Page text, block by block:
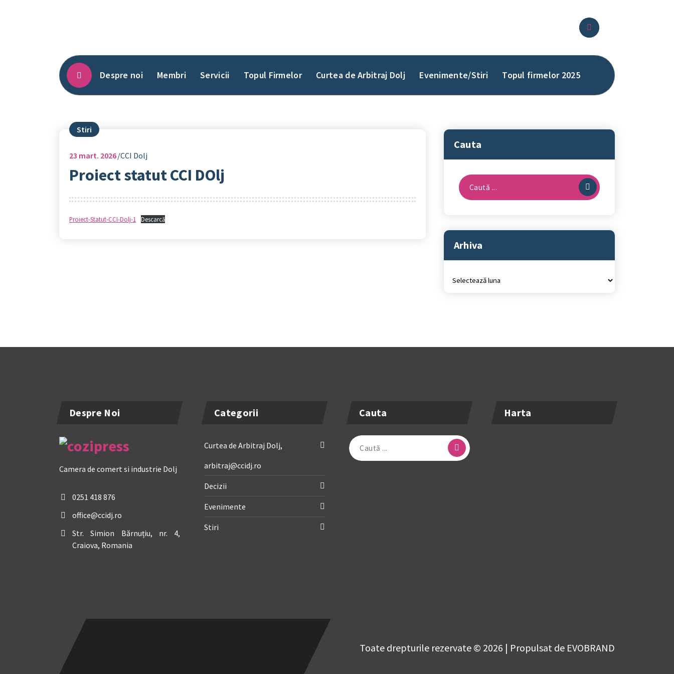
Despre noi Membri Servicii Topul Firmelor Curtea de Arbitraj Dolj Evenimente/Stiri Topul firmelor 2025
Stiri
23 mart. 2026 CCI Dolj
Proiect statut CCI DOlj
Proiect-Statut-CCI-Dolj-1 Descarcă
Cauta
Caută
după:
Arhiva
Despre Noi
Camera de comert si industrie Dolj
0251 418 876
office@ccidj.ro
Str. Simion Bărnuțiu, nr. 4,
Craiova, Romania
Categorii
Curtea de Arbitraj Dolj,
arbitraj@ccidj.ro
Decizii
Evenimente
Stiri
Cauta
Caută
după:
Harta
Toate drepturile rezervate © 2026 | Propulsat de EVOBRAND